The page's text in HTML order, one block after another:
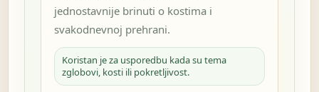
jednostavnije brinuti o kostima i
svakodnevnoj prehrani.
Koristan je za usporedbu kada su tema
zglobovi, kosti ili pokretljivost.